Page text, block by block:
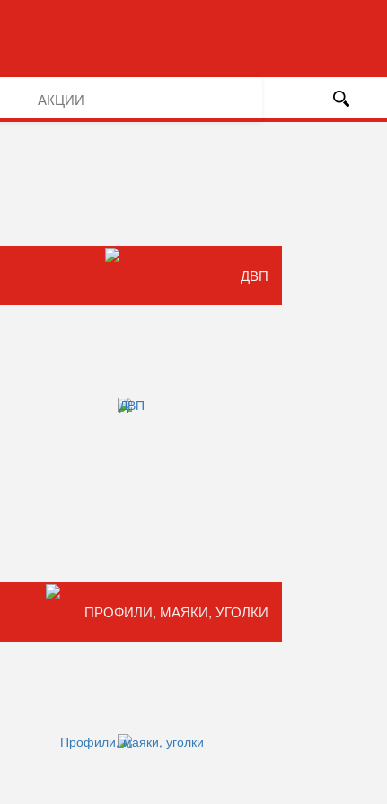
АКЦИИ
ДВП
ПРОФИЛИ, МАЯКИ, УГОЛКИ